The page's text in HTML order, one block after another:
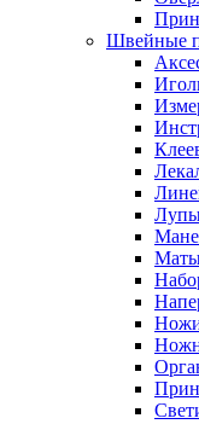
Швейные
Маты